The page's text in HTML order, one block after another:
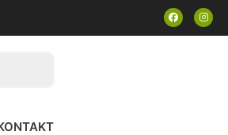
F
a
c
I
n
s